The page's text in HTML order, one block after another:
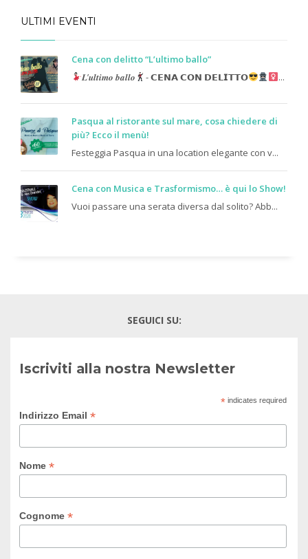
ULTIMI EVENTI
Cena con delitto “L’ultimo ballo”
𝑳’𝒖𝒍𝒕𝒊𝒎𝒐 𝒃𝒂𝒍𝒍𝒐
- 𝗖𝗘𝗡𝗔 𝗖𝗢𝗡 𝗗𝗘𝗟𝗜𝗧𝗧𝗢 ...
Pasqua al ristorante sul mare, cosa chiedere di
più? Ecco il menù!
Festeggia Pasqua in una location elegante con v...
Cena con Musica e Trasformismo… è qui lo Show!
Vuoi passare una serata diversa dal solito? Abb...
SEGUICI SU:
Iscriviti alla nostra Newsletter
*indicates required
Indirizzo Email *
Nome *
Cognome *